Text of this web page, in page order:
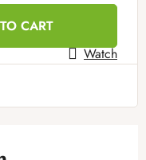
CART
Watch